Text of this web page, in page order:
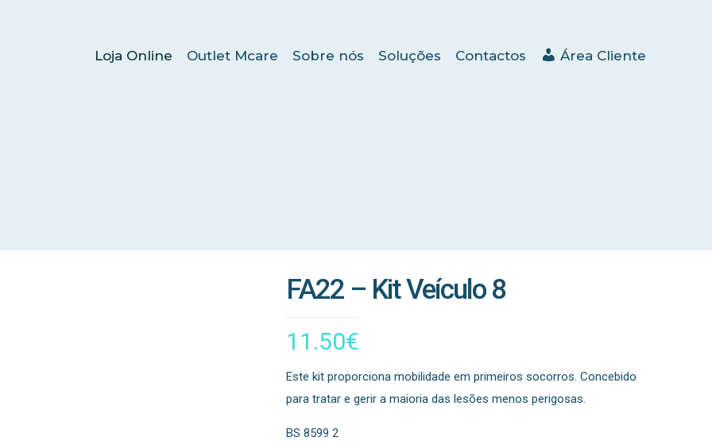
Loja Online Outlet Mcare Sobre nós Soluções Contactos Área Cliente
FA22 – Kit Veículo 8
11.50€
Este kit proporciona mobilidade em primeiros socorros. Concebido
para tratar e gerir a maioria das lesões menos perigosas.
BS 8599 2